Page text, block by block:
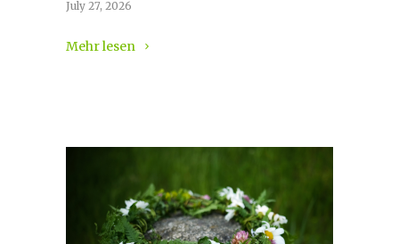
July 27, 2026
Mehr lesen